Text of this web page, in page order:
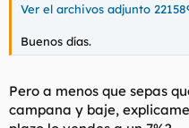
Ver el archivos adjunto
Buenos días.
Pero a menos que sepas
campana y baje,